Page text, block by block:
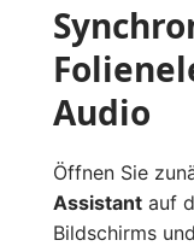
Audio
Öffnen Sie
Assistant auf
Bildschirms